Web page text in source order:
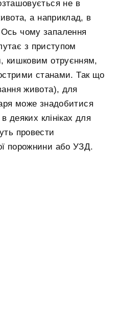
не в
а наприклад, в
Ось чому запалення
з приступом
кишковим отруєнням,
станами. Так що
живота), для
може знадобитися
деяких клініках для
провести
порожнини або УЗД.